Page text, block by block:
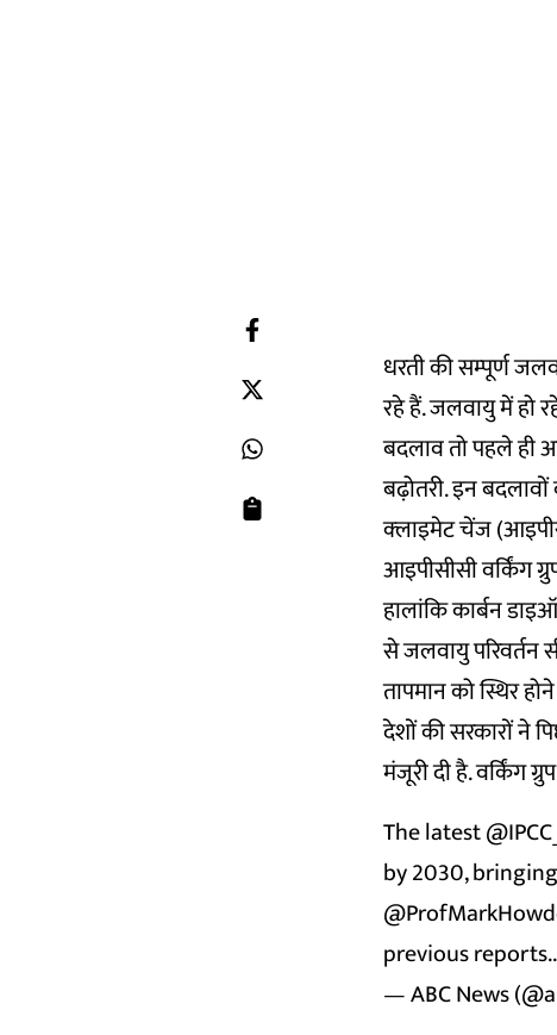
धरती की सम्‍पूर्ण
रहे हैं. जलवायु में हो
बदलाव तो पहले ही
बढ़ोतरी. इन
क्‍लाइमेट चेंज
आइपीसीसी वर्किंग
हालांकि कार्बन
से जलवायु परिवर्तन
तापमान को स्थिर
देशों की सरकारों ने
मंजूरी दी है. वर्किंग
The latest
by 2030,
previous
— ABC News